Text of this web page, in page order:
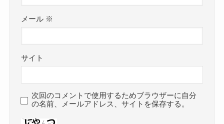
メール ※
サイト
次回のコメントで使用するためブラウザーに自分
の名前、メールアドレス、サイトを保存する。